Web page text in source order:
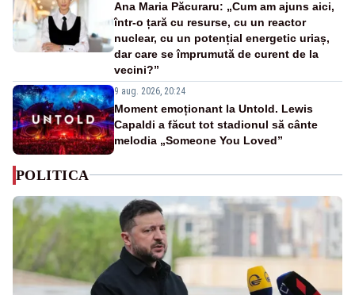
Ana Maria Păcuraru: „Cum am ajuns aici,
într-o țară cu resurse, cu un reactor
nuclear, cu un potențial energetic uriaș,
dar care se împrumută de curent de la
vecini?”
9 aug. 2026, 20:24
Moment emoționant la Untold. Lewis
Capaldi a făcut tot stadionul să cânte
melodia „Someone You Loved”
POLITICA